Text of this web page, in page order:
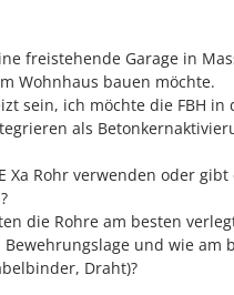
freistehende Garage in
Wohnhaus bauen möchte.
sein, ich möchte die FBH in
als
Xa Rohr verwenden oder
die Rohre am besten
und wie am
Draht)?